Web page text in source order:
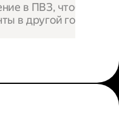
в ПВЗ, чтобы
в другой город